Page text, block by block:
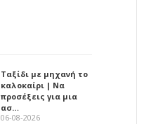
Ταξίδι με μηχανή το
καλοκαίρι | Να
προσέξεις για μια
ασ…
06-08-2026